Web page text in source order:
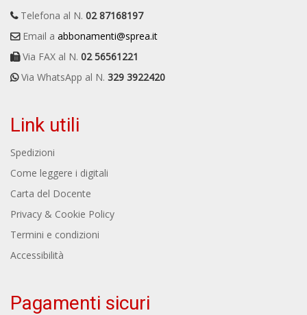
Telefona al N. 02 87168197
Email a abbonamenti@sprea.it
Via FAX al N. 02 56561221
Via WhatsApp al N. 329 3922420
Link utili
Spedizioni
Come leggere i digitali
Carta del Docente
Privacy & Cookie Policy
Termini e condizioni
Accessibilità
Pagamenti sicuri